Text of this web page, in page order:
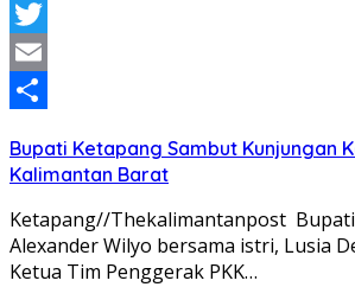
WhatsApp
Twitter
Email
Bupati Ketapang Sambut Kunjungan
Kalimantan Barat
Ketapang//Thekalimantanpost
Alexander Wilyo bersama istri, Lusia
Ketua Tim Penggerak PKK…